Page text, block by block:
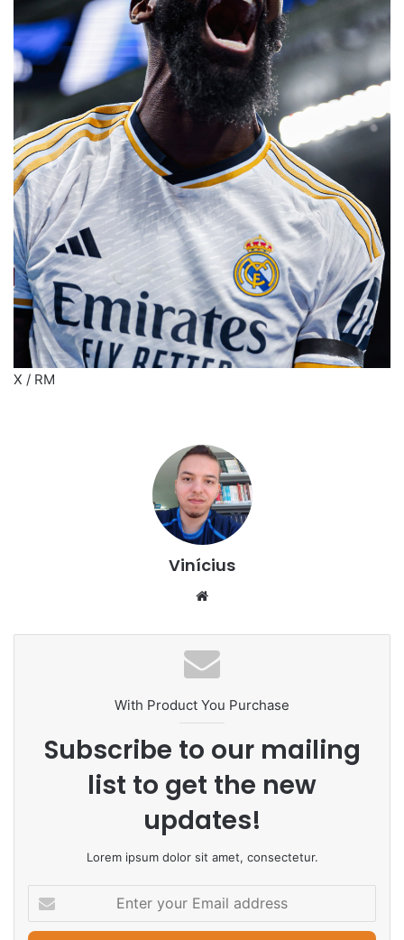
X / RM
Vinícius
With Product You Purchase
Subscribe to our mailing
list to get the new
updates!
Lorem ipsum dolor sit amet, consectetur.
your
Email